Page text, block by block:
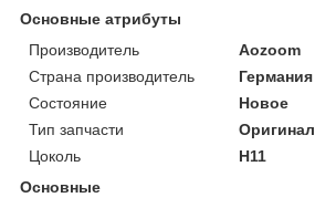
Основные атрибуты
Производитель
Aozoom
Страна производитель
Германия
Состояние
Новое
Тип запчасти
Оригинал
Цоколь
H11
Основные